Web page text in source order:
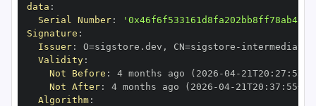
data :
Serial Number:
Signature :
Issuer: O=sigstore.dev , CN=sigstore -
Validity:
Not Before : 4 months ago (2026 -04- 21T20 : 27 :
Not After: 4 months ago (2026 -04- 21T20 : 37 : 55+00
Algorithm: